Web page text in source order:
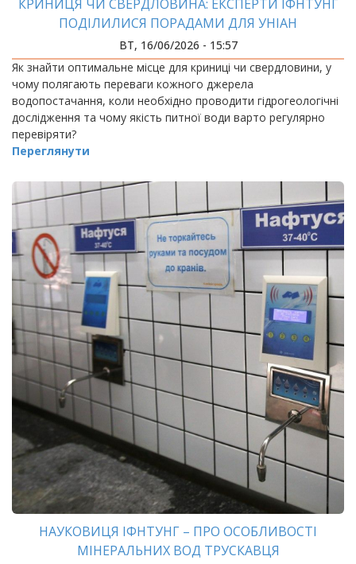
КРИНИЦЯ ЧИ СВЕРДЛОВИНА: ЕКСПЕРТИ ІФНТУНГ
ПОДІЛИЛИСЯ ПОРАДАМИ ДЛЯ УНІАН
ВТ, 16/06/2026 - 15:57
Як знайти оптимальне місце для криниці чи свердловини, у
чому полягають переваги кожного джерела
водопостачання, коли необхідно проводити гідрогеологічні
дослідження та чому якість питної води варто регулярно
перевіряти?
Переглянути
НАУКОВИЦЯ ІФНТУНГ – ПРО ОСОБЛИВОСТІ
МІНЕРАЛЬНИХ ВОД ТРУСКАВЦЯ